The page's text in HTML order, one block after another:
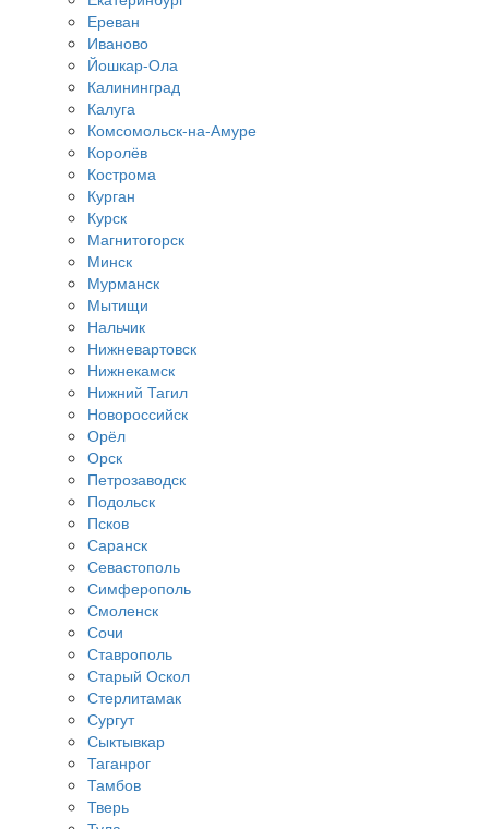
Ереван
Иваново
Йошкар-Ола
Калининград
Калуга
Комсомольск-на-Амуре
Королёв
Кострома
Курган
Курск
Магнитогорск
Минск
Мурманск
Мытищи
Нальчик
Нижневартовск
Нижнекамск
Нижний Тагил
Новороссийск
Орёл
Орск
Петрозаводск
Подольск
Псков
Саранск
Севастополь
Симферополь
Смоленск
Сочи
Ставрополь
Старый Оскол
Стерлитамак
Сургут
Сыктывкар
Таганрог
Тамбов
Тверь